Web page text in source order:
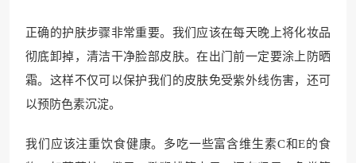
正确的护肤步骤非常重要。我们应该在每天晚上将化妆品
彻底卸掉，清洁干净脸部皮肤。在出门前一定要涂上防晒
霜。这样不仅可以保护我们的皮肤免受紫外线伤害，还可
以预防色素沉淀。
我们应该注重饮食健康。多吃一些富含维生素C和E的食